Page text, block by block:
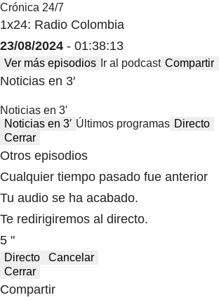
Crónica 24/7
1x24: Radio Colombia
23/08/2024 - 01:38:13
Ver más episodios Ir al podcast Compartir
Noticias en 3′
Noticias en 3′
Noticias en 3′ Últimos programas Directo
Cerrar
Otros episodios
Cualquier tiempo pasado fue anterior
Tu audio se ha acabado.
Te redirigiremos al directo.
5 "
Directo
Cancelar
Cerrar
Compartir